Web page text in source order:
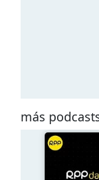
más